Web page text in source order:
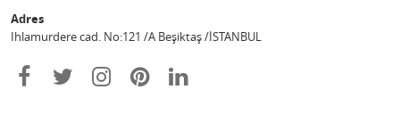
Adres
Ihlamurdere cad. No:121 /A Beşiktaş /İSTANBUL